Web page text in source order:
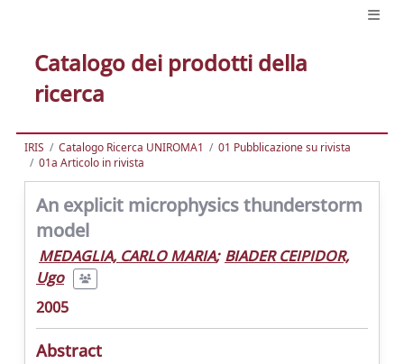
Catalogo dei prodotti della
ricerca
IRIS Catalogo Ricerca UNIROMA1
01 Pubblicazione su rivista
01a Articolo in rivista
An explicit microphysics thunderstorm
model
MEDAGLIA, CARLO MARIA; BIADER CEIPIDOR,
Ugo
2005
Abstract